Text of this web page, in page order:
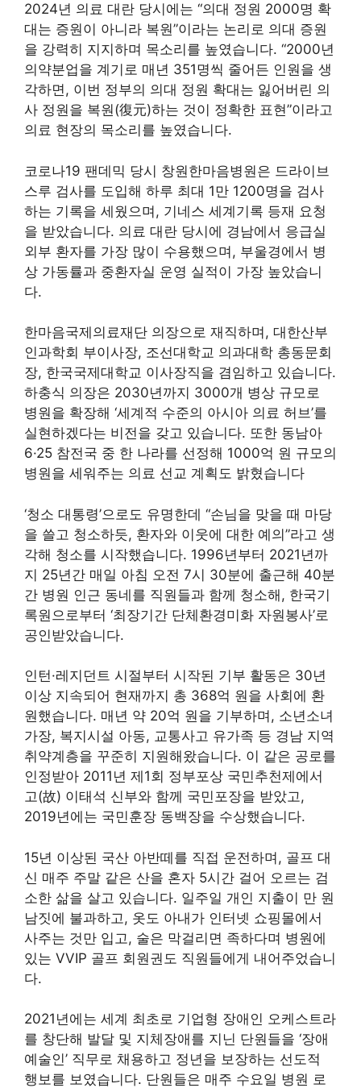
2024년 의료 대란 당시에는 “의대 정원 2000명 확
대는 증원이 아니라 복원”이라는 논리로 의대 증원
을 강력히 지지하며 목소리를 높였습니다. “2000년
의약분업을 계기로 매년 351명씩 줄어든 인원을 생
각하면, 이번 정부의 의대 정원 확대는 잃어버린 의
사 정원을 복원(復元)하는 것이 정확한 표현”이라고
의료 현장의 목소리를 높였습니다.
코로나19 팬데믹 당시 창원한마음병원은 드라이브
스루 검사를 도입해 하루 최대 1만 1200명을 검사
하는 기록을 세웠으며, 기네스 세계기록 등재 요청
을 받았습니다. 의료 대란 당시에 경남에서 응급실
외부 환자를 가장 많이 수용했으며, 부울경에서 병
상 가동률과 중환자실 운영 실적이 가장 높았습니
다.
한마음국제의료재단 의장으로 재직하며, 대한산부
인과학회 부이사장, 조선대학교 의과대학 총동문회
장, 한국국제대학교 이사장직을 겸임하고 있습니다.
하충식 의장은 2030년까지 3000개 병상 규모로
병원을 확장해 ‘세계적 수준의 아시아 의료 허브’를
실현하겠다는 비전을 갖고 있습니다. 또한 동남아
6·25 참전국 중 한 나라를 선정해 1000억 원 규모의
병원을 세워주는 의료 선교 계획도 밝혔습니다
‘청소 대통령’으로도 유명한데 “손님을 맞을 때 마당
을 쓸고 청소하듯, 환자와 이웃에 대한 예의”라고 생
각해 청소를 시작했습니다. 1996년부터 2021년까
지 25년간 매일 아침 오전 7시 30분에 출근해 40분
간 병원 인근 동네를 직원들과 함께 청소해, 한국기
록원으로부터 ‘최장기간 단체환경미화 자원봉사’로
공인받았습니다.
인턴·레지던트 시절부터 시작된 기부 활동은 30년
이상 지속되어 현재까지 총 368억 원을 사회에 환
원했습니다. 매년 약 20억 원을 기부하며, 소년소녀
가장, 복지시설 아동, 교통사고 유가족 등 경남 지역
취약계층을 꾸준히 지원해왔습니다. 이 같은 공로를
인정받아 2011년 제1회 정부포상 국민추천제에서
고(故) 이태석 신부와 함께 국민포장을 받았고,
2019년에는 국민훈장 동백장을 수상했습니다.
15년 이상된 국산 아반떼를 직접 운전하며, 골프 대
신 매주 주말 같은 산을 혼자 5시간 걸어 오르는 검
소한 삶을 살고 있습니다. 일주일 개인 지출이 만 원
남짓에 불과하고, 옷도 아내가 인터넷 쇼핑몰에서
사주는 것만 입고, 술은 막걸리면 족하다며 병원에
있는 VVIP 골프 회원권도 직원들에게 내어주었습니
다.
2021년에는 세계 최초로 기업형 장애인 오케스트라
를 창단해 발달 및 지체장애를 지닌 단원들을 ‘장애
예술인’ 직무로 채용하고 정년을 보장하는 선도적
행보를 보였습니다. 단원들은 매주 수요일 병원 로